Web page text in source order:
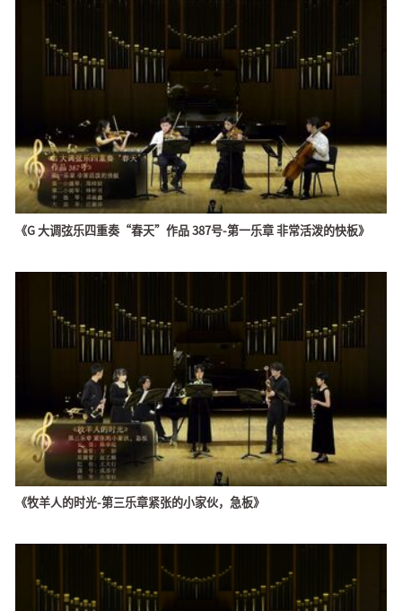
《G 大调弦乐四重奏“春天”作品 387号-第一乐章 非常活泼的快板》
《牧羊人的时光-第三乐章紧张的小家伙，急板》